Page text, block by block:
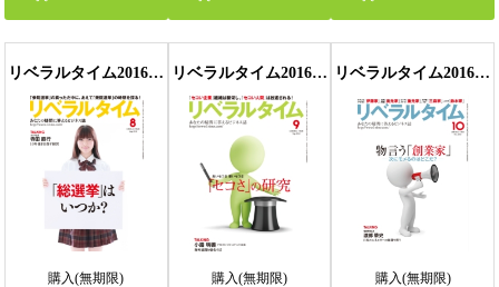
リベラルタイム2016年8月号
購入(無期限)
リベラルタイム2016年9月号
購入(無期限)
リベラルタイム2016年10月号
購入(無期限)